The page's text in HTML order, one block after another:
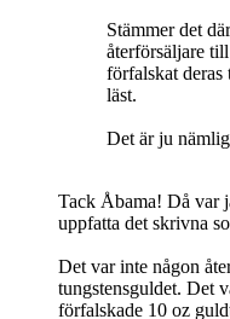
Stämmer det
återförsäljare
förfalskat
läst.
Det är ju
Tack Åbama! Då var
uppfatta det skrivna
Det var inte någon
tungstensguldet. Det
förfalskade 10 oz